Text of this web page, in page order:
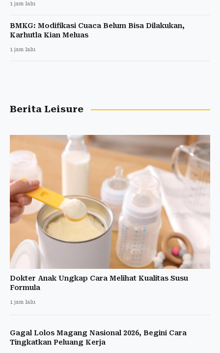
1 jam lalu
BMKG: Modifikasi Cuaca Belum Bisa Dilakukan,
Karhutla Kian Meluas
1 jam lalu
Berita Leisure
Dokter Anak Ungkap Cara Melihat Kualitas Susu
Formula
1 jam lalu
Gagal Lolos Magang Nasional 2026, Begini Cara
Tingkatkan Peluang Kerja